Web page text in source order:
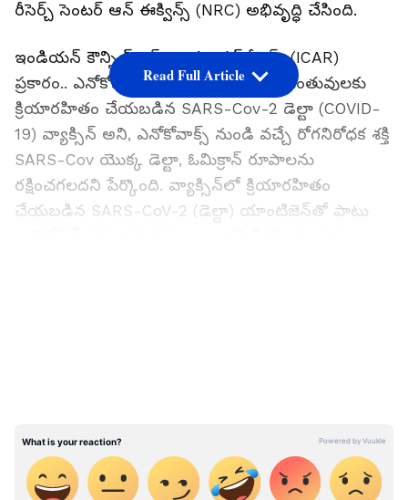
రీసెర్చ్ సెంటర్ ఆన్ ఈక్విన్స్ (NRC) అభివృద్ధి చేసింది.
ఇండియన్ కౌన్సిల్ ఆఫ్ అగ్రికల్చరల్ రీసెర్చ్ (ICAR)
ప్ర‌కారం.. ఎనోకోవాక్స్ (Anocovax) అనేది జంతువులకు
క్రియారహితం చేయబడిన SARS-Cov-2 డెల్టా (COVID-
19) వ్యాక్సిన్ అని, ఎనోకోవాక్స్ నుండి వచ్చే రోగనిరోధక శక్తి
SARS-Cov యొక్క డెల్టా, ఓమిక్రాన్ రూపాలను
రక్షించగలదని పేర్కొంది. వ్యాక్సిన్‌లో క్రియారహితం
చేయబడిన SARS-CoV-2 (డెల్టా) యాంటిజెన్‌తో పాటు
దేశం దానిని దిగుమతి చేసుకునే బదులు సొంతంగా
వ్యాక్సిన్‌లను అభివృద్ధి చేయడంలో స్వయం సమృద్ధి
సాధించిందని, ఇది ఒక పెద్ద విజయం. అని అన్నారు. ICAR
Read Full Article